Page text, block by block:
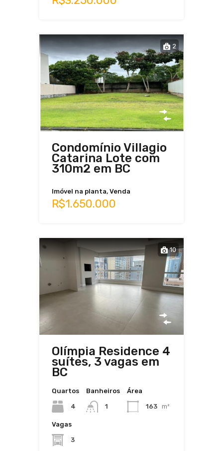
2
Condomínio Villagio
Catarina Lote com
310m2 em BC
Imóvel na planta, Venda
R$1.650.000
10
Olímpia Residence 4
suítes, 3 vagas em
BC
Quartos
4
Banheiros
1
Área
163 m²
Vagas
3